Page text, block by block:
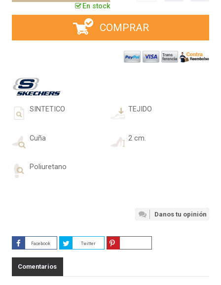
En stock
COMPRAR
SINTETICO TEJIDO
Cuña 2 cm.
Poliuretano
Danos tu opinión
Facebook Twitter
Comentarios